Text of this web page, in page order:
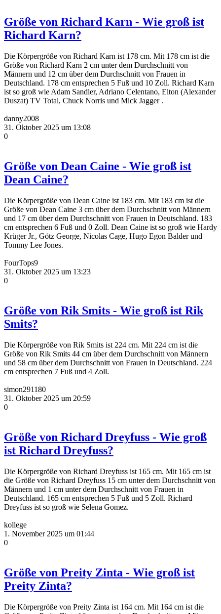
Größe von Richard Karn - Wie groß ist
Richard Karn?
Die Körpergröße von Richard Karn ist 178 cm. Mit 178 cm ist die
Größe von Richard Karn 2 cm unter dem Durchschnitt von
Männern und 12 cm über dem Durchschnitt von Frauen in
Deutschland. 178 cm entsprechen 5 Fuß und 10 Zoll. Richard Karn
ist so groß wie Adam Sandler, Adriano Celentano, Elton (Alexander
Duszat) TV Total, Chuck Norris und Mick Jagger .
danny2008
31. Oktober 2025 um 13:08
0
Größe von Dean Caine - Wie groß ist
Dean Caine?
Die Körpergröße von Dean Caine ist 183 cm. Mit 183 cm ist die
Größe von Dean Caine 3 cm über dem Durchschnitt von Männern
und 17 cm über dem Durchschnitt von Frauen in Deutschland. 183
cm entsprechen 6 Fuß und 0 Zoll. Dean Caine ist so groß wie Hardy
Krüger Jr., Götz George, Nicolas Cage, Hugo Egon Balder und
Tommy Lee Jones.
FourTops9
31. Oktober 2025 um 13:23
0
Größe von Rik Smits - Wie groß ist Rik
Smits?
Die Körpergröße von Rik Smits ist 224 cm. Mit 224 cm ist die
Größe von Rik Smits 44 cm über dem Durchschnitt von Männern
und 58 cm über dem Durchschnitt von Frauen in Deutschland. 224
cm entsprechen 7 Fuß und 4 Zoll.
simon291180
31. Oktober 2025 um 20:59
0
Größe von Richard Dreyfuss - Wie groß
ist Richard Dreyfuss?
Die Körpergröße von Richard Dreyfuss ist 165 cm. Mit 165 cm ist
die Größe von Richard Dreyfuss 15 cm unter dem Durchschnitt von
Männern und 1 cm unter dem Durchschnitt von Frauen in
Deutschland. 165 cm entsprechen 5 Fuß und 5 Zoll. Richard
Dreyfuss ist so groß wie Selena Gomez.
kollege
1. November 2025 um 01:44
0
Größe von Preity Zinta - Wie groß ist
Preity Zinta?
Die Körpergröße von Preity Zinta ist 164 cm. Mit 164 cm ist die